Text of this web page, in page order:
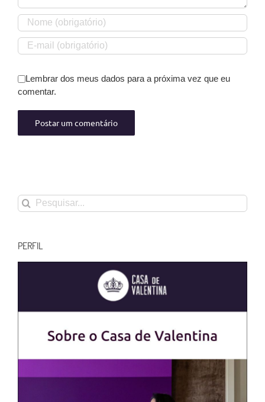
Lembrar dos meus dados para a próxima vez que eu
comentar.
Buscar
resultados
PERFIL